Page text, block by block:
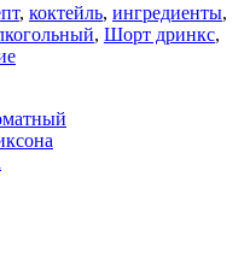
, коктейль, ингредиенты,
, Шорт дринкс,